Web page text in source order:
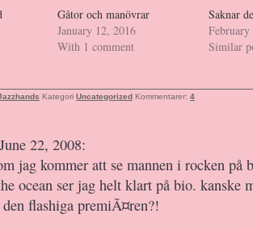
Gåtor och manövrar
January 12, 2016
With 1 comment
Saknar
Similar
Kategori Uncategorized Kommentarer: 4
22, 2008:
jag kommer att se mannen i rocken
ocean ser jag helt klart på bio. kanske
flashiga premiÃ¤ren?!